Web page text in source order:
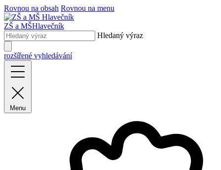
Rovnou na obsah Rovnou na menu
ZŠ a MŠHlavečník
Hledaný výraz
rozšířené vyhledávání
Menu